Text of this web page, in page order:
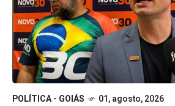
POLÍTICA - GOIÁS 01, agosto, 2026